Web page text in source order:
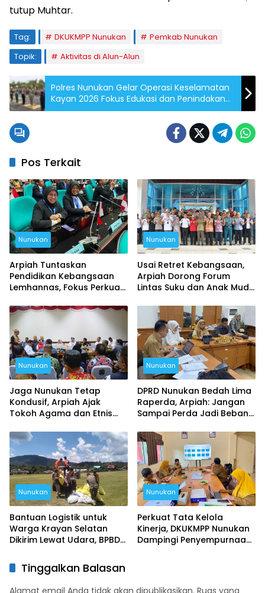
tutup Muhtar.
Tag: DKUKMPP Nunukan
Pemkab Nunukan
Topik:
Aktivitas di Alun-Alun
Polres Nunukan Gelar Operasi Keselamatan
Kayan 2026 Fokus Edukasi dan Penindakan
Humanis Jelang Mudik Lebaran
Pos Terkait
Nunukan
Arpiah Tuntaskan
Pendidikan Kebangsaan
Lemhannas, Fokus Perkuat
Nunukan
Usai Retret Kebangsaan,
Arpiah Dorong Forum
Lintas Suku dan Anak Muda
Ideologi
Nunukan
Jaga Nunukan Tetap
Kondusif, Arpiah Ajak
Tokoh Agama dan Etnis
Nunukan
DPRD Nunukan Bedah Lima
Raperda, Arpiah: Jangan
Sampai Perda Jadi Beban
Nunukan
Bantuan Logistik untuk
Warga Krayan Selatan
Dikirim Lewat Udara, BPBD
Penerbangan
Nunukan
Perkuat Tata Kelola
Kinerja, DKUKMPP Nunukan
Dampingi Penyempurnaan
Tinggalkan Balasan